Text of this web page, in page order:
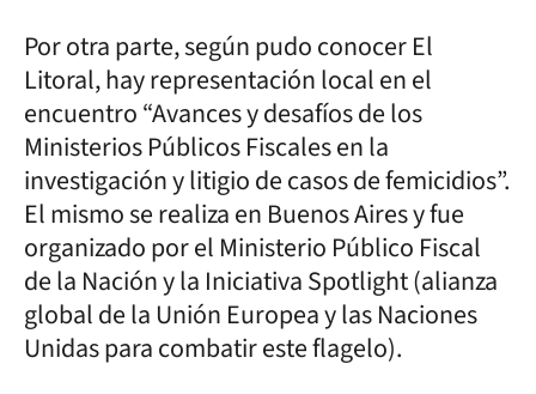
Por otra parte, según pudo conocer El
Litoral, hay representación local en el
encuentro “Avances y desafíos de los
Ministerios Públicos Fiscales en la
investigación y litigio de casos de femicidios”.
El mismo se realiza en Buenos Aires y fue
organizado por el Ministerio Público Fiscal
de la Nación y la Iniciativa Spotlight (alianza
global de la Unión Europea y las Naciones
Unidas para combatir este flagelo).